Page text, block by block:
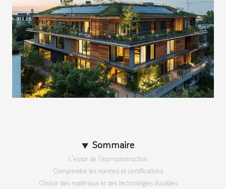
Sommaire
L'essor de l'éco-construction
Comprendre les normes et certifications
Choisir des matériaux et des technologies durables